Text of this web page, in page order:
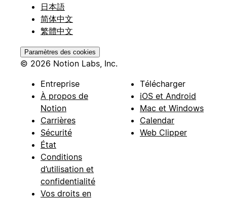
日本語
简体中文
繁體中文
Paramètres des cookies
© 2026 Notion Labs, Inc.
Entreprise
À propos de
Notion
Carrières
Sécurité
État
Conditions
d’utilisation et
confidentialité
Vos droits en
Télécharger
iOS et Android
Mac et Windows
Calendar
Web Clipper